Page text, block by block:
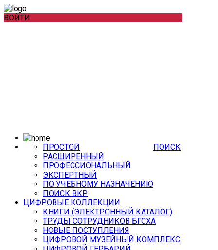
ВОЙТИ
ПОИСК
ПРОСТОЙ
РАСШИРЕННЫЙ
ПРОФЕССИОНАЛЬНЫЙ
ЭКСПЕРТНЫЙ
ПО УЧЕБНОМУ НАЗНАЧЕНИЮ
ПОИСК ВКР
ЦИФРОВЫЕ КОЛЛЕКЦИИ
КНИГИ (ЭЛЕКТРОННЫЙ КАТАЛОГ)
ТРУДЫ СОТРУДНИКОВ БГСХА
НОВЫЕ ПОСТУПЛЕНИЯ
ЦИФРОВОЙ МУЗЕЙНЫЙ КОМПЛЕКС